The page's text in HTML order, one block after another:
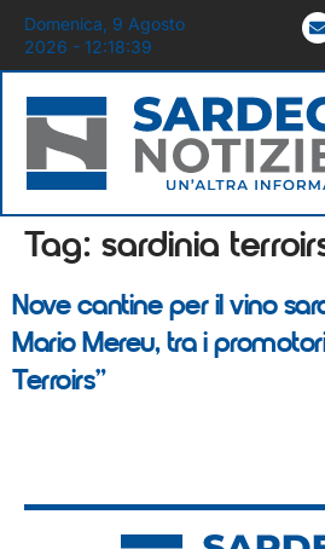
Domenica, 9 Agosto
2026 - 12:18:39
Tag: sardinia
Nove cantine per il vino
Mario Mereu, tra i
Terroirs”